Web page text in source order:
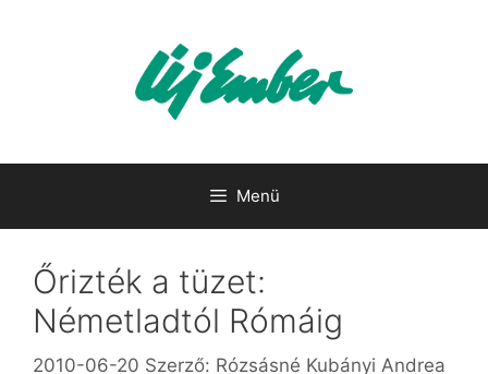
Menü
Őrizték a tüzet:
Németladtól Rómáig
2010-06-20 Szerző: Rózsásné Kubányi Andrea